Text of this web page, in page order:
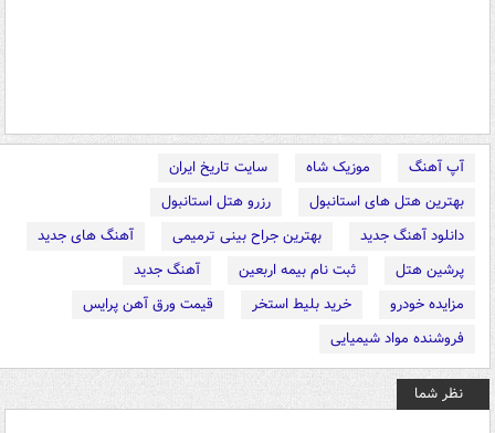
آپ آهنگ موزیک شاه
سایت تاریخ ایران
بهترین هتل های استانبول
رزرو هتل استانبول
دانلود آهنگ جدید
بهترین جراح بینی ترمیمی
آهنگ های جدید
پرشین هتل
ثبت نام بیمه اربعین
آهنگ جدید
مزایده خودرو
خرید بلیط استخر
قیمت ورق آهن پرایس
فروشنده مواد شیمیایی
نظر شما